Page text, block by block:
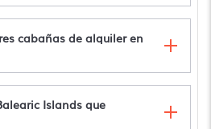
cabañas de alquiler en
Islands que